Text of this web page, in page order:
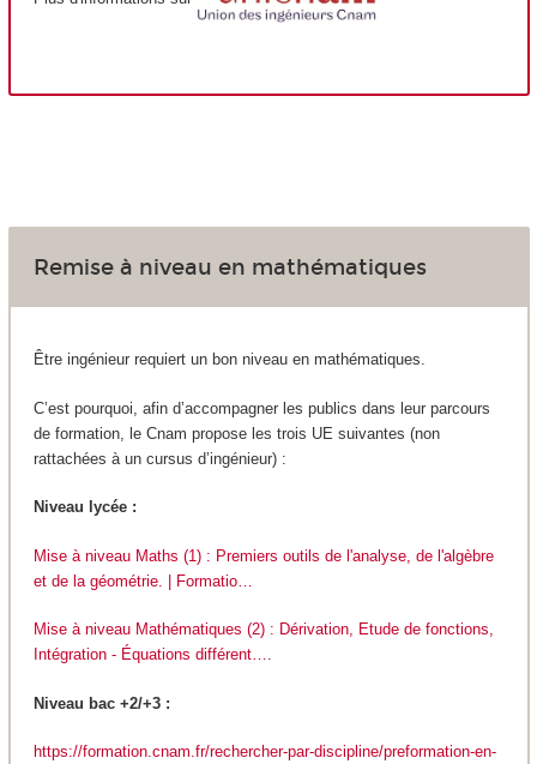
Remise à niveau en mathématiques
Être ingénieur requiert un bon niveau en mathématiques.
C’est pourquoi, afin d’accompagner les publics dans leur parcours
de formation, le Cnam propose les trois UE suivantes (non
rattachées à un cursus d’ingénieur) :
Niveau lycée :
Mise à niveau Maths (1) : Premiers outils de l'analyse, de l'algèbre
et de la géométrie. | Formatio…
Mise à niveau Mathématiques (2) : Dérivation, Etude de fonctions,
Intégration - Équations différent….
Niveau bac +2/+3 :
https://formation.cnam.fr/rechercher-par-discipline/preformation-en-